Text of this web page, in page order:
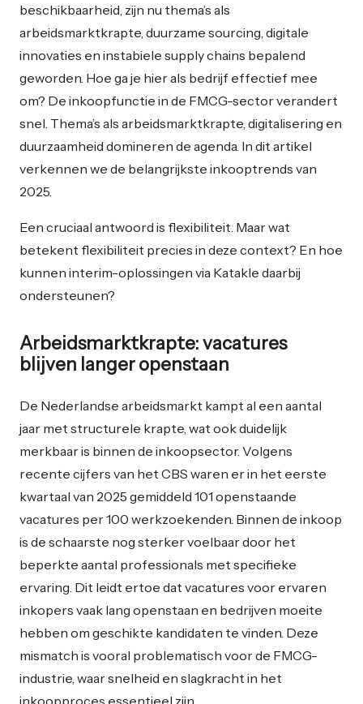
beschikbaarheid, zijn nu thema’s als
arbeidsmarktkrapte, duurzame sourcing, digitale
innovaties en instabiele supply chains bepalend
geworden. Hoe ga je hier als bedrijf effectief mee
om? De inkoopfunctie in de FMCG-sector verandert
snel. Thema’s als arbeidsmarktkrapte, digitalisering en
duurzaamheid domineren de agenda. In dit artikel
verkennen we de belangrijkste inkooptrends van
2025.
Een cruciaal antwoord is flexibiliteit. Maar wat
betekent flexibiliteit precies in deze context? En hoe
kunnen interim-oplossingen via Katakle daarbij
ondersteunen?
Arbeidsmarktkrapte: vacatures
blijven langer openstaan
De Nederlandse arbeidsmarkt kampt al een aantal
jaar met structurele krapte, wat ook duidelijk
merkbaar is binnen de inkoopsector. Volgens
recente cijfers van het CBS waren er in het eerste
kwartaal van 2025 gemiddeld 101 openstaande
vacatures per 100 werkzoekenden. Binnen de inkoop
is de schaarste nog sterker voelbaar door het
beperkte aantal professionals met specifieke
ervaring. Dit leidt ertoe dat vacatures voor ervaren
inkopers vaak lang openstaan en bedrijven moeite
hebben om geschikte kandidaten te vinden. Deze
mismatch is vooral problematisch voor de FMCG-
industrie, waar snelheid en slagkracht in het
inkoopproces essentieel zijn.